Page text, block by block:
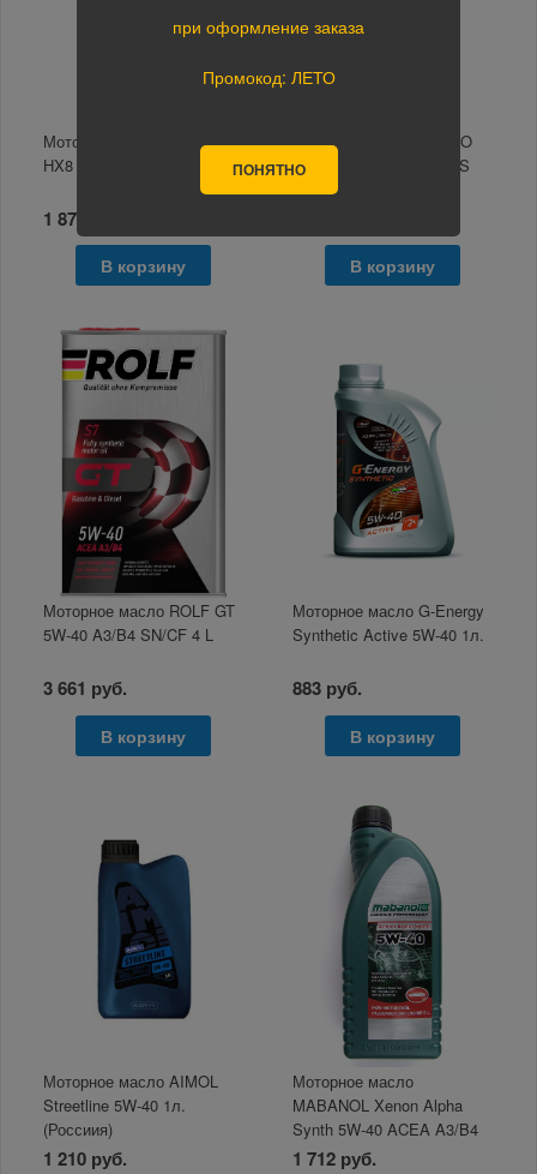
Моторное масло Shell Helix
HX8 5W-40 1л
1 878 руб.
В корзину
Моторное масло ZEPRO
GASOLINE&DIESEL F-S
5W-40 4л
В корзину
Моторное масло ROLF GT
5W-40 A3/B4 SN/CF 4 L
3 661 руб.
В корзину
Моторное масло G-Energy
Synthetic Active 5W-40 1л.
883 руб.
В корзину
Моторное масло AIMOL
Streetline 5W-40 1л.
(Россиия)
1 210 руб.
Моторное масло
MABANOL Xenon Alpha
Synth 5W-40 ACEA A3/B4
1л
1 712 руб.
при оформление заказа
Промокод: ЛЕТО
ПОНЯТНО